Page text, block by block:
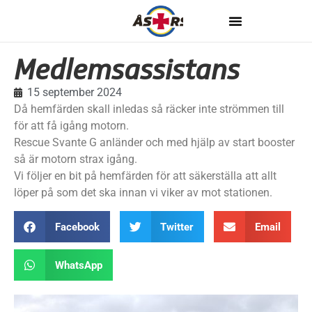
Medlemsassistans
15 september 2024
Då hemfärden skall inledas så räcker inte strömmen till
för att få igång motorn.
Rescue Svante G anländer och med hjälp av start booster
så är motorn strax igång.
Vi följer en bit på hemfärden för att säkerställa att allt
löper på som det ska innan vi viker av mot stationen.
Facebook Twitter Email
WhatsApp